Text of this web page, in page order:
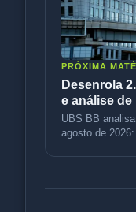
PRÓXIMA
Desenrola
e análise
UBS BB
agosto de